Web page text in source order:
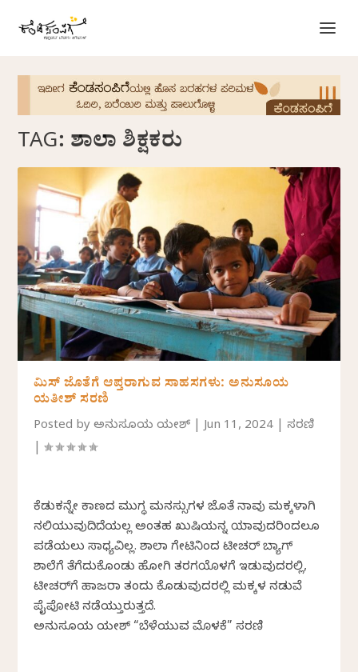
TAG: ಶಾಲಾ ಶಿಕ್ಷಕರು
ಮಿಸ್ ಜೊತೆಗೆ ಆಪ್ತರಾಗುವ ಸಾಹಸಗಳು: ಅನುಸೂಯ
ಯತೀಶ್ ಸರಣಿ
Posted byಅನುಸೂಯ ಯತೀಶ್ |Jun 11, 2024 |ಸರಣಿ
|
ಕೆಡುಕನ್ನೇ ಕಾಣದ ಮುಗ್ಧ ಮನಸ್ಸುಗಳ ಜೊತೆ ನಾವು ಮಕ್ಕಳಾಗಿ
ನಲಿಯುವುದಿದೆಯಲ್ಲ ಅಂತಹ ಖುಷಿಯನ್ನ ಯಾವುದರಿಂದಲೂ
ಪಡೆಯಲು ಸಾಧ್ಯವಿಲ್ಲ. ಶಾಲಾ ಗೇಟಿನಿಂದ ಟೀಚರ್ ಬ್ಯಾಗ್
ಶಾಲೆಗೆ ತೆಗೆದುಕೊಂಡು ಹೋಗಿ ತರಗತಿಯೊಳಗೆ ಇಡುವುದರಲ್ಲಿ,
ಟೀಚರ್‌ಗೆ ಹಾಜರಾತಿ ತಂದು ಕೊಡುವುದರಲ್ಲಿ ಮಕ್ಕಳ ನಡುವೆ
ಪೈಪೋಟಿ ನಡೆಯುತ್ತಿರುತ್ತದೆ.
ಅನುಸೂಯ ಯತೀಶ್ “ಬೆಳೆಯುವ ಮೊಳಕೆ” ಸರಣಿ